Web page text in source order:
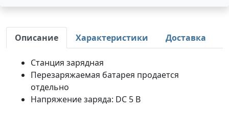
Описание Характеристики Доставка
Станция зарядная
Перезаряжаемая батарея продается
отдельно
Напряжение заряда: DC 5 В